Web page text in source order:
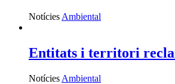
Notícies Ambiental
Entitats i territori
Notícies Ambiental